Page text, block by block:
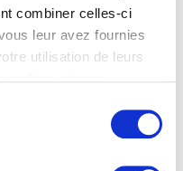
combiner celles-ci
leur avez fournies
utilisation de leurs